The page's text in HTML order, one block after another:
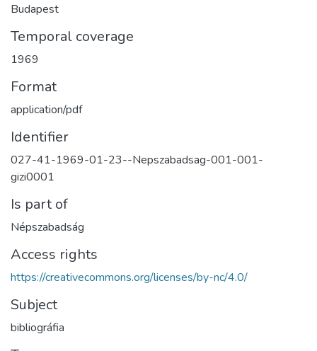
Budapest
Temporal coverage
1969
Format
application/pdf
Identifier
027-41-1969-01-23--Nepszabadsag-001-001-
gizi0001
Is part of
Népszabadság
Access rights
https://creativecommons.org/licenses/by-nc/4.0/
Subject
bibliográfia